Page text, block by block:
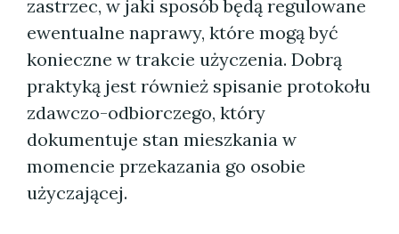
zastrzec, w jaki sposób będą regulowane
ewentualne naprawy, które mogą być
konieczne w trakcie użyczenia. Dobrą
praktyką jest również spisanie protokołu
zdawczo-odbiorczego, który
dokumentuje stan mieszkania w
momencie przekazania go osobie
użyczającej.